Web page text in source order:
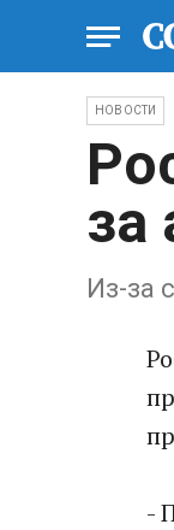
НОВОСТИ
за
Из-за
-